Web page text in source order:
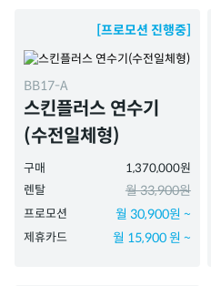
[프로모션 진행중]
BB17-A
스킨플러스 연수기
(수전일체형)
구매
1,370,000원
렌탈
월 33,900원
프로모션 월 30,900원 ~
제휴카드 월 15,900 원 ~